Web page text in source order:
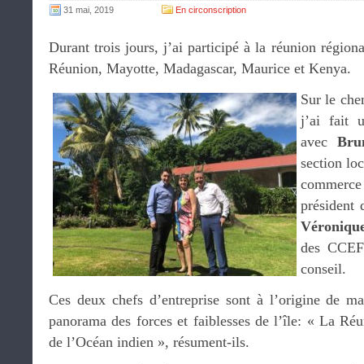
31 mai, 2019 En circonscription
Durant trois jours, j’ai participé à la réunion
Réunion, Mayotte, Madagascar, Maurice et Kenya.
Sur le
j’ai fait
avec
section
président
des
conseil.
Ces deux chefs d’entreprise sont à l’origine de
panorama des forces et faiblesses de l’île: « La
de l’Océan indien », résument-ils.